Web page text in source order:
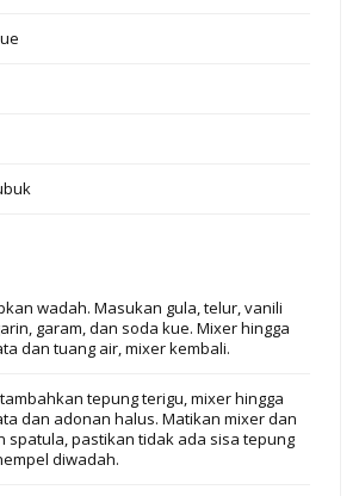
wadah. Masukan gula, telur, vanili
garam, dan soda kue. Mixer hingga
dan tuang air, mixer kembali.
tepung terigu, mixer hingga
dan adonan halus. Matikan mixer dan
spatula, pastikan tidak ada sisa tepung
diwadah.